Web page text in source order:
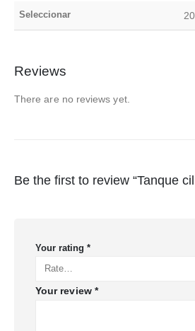
Seleccionar
Reviews
There are no reviews yet.
Be the first to review “Tanque
Your rating *
Your review *